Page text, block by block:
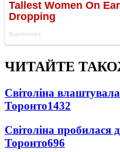
ЧИТАЙТЕ
Світоліна
Торонто1432
Світоліна пробилася
Торонто696